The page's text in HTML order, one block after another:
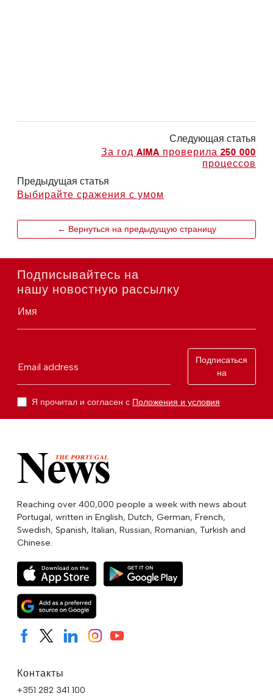
Следующая статья
За год AIMA проверила 250 000
процессов
Предыдущая статья
Выбирайте сражения с умом
← Вернуться на предыдущую страницу
Подписывайтесь на
нашу новостную рассылку
Имя
Email address
Подписаться
на
Я прочитал и согласен с Положения и условия
Reaching over 400,000 people a week with news about
Portugal, written in English, Dutch, German, French,
Swedish, Spanish, Italian, Russian, Romanian, Turkish and
Chinese.
Контакты
+351 282 341 100